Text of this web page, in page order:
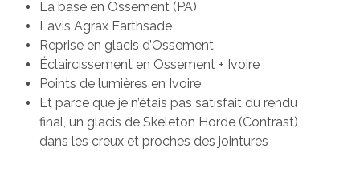
La base en Ossement (PA)
Lavis Agrax Earthsade
Reprise en glacis d’Ossement
Éclaircissement en Ossement + Ivoire
Points de lumières en Ivoire
Et parce que je n’étais pas satisfait du rendu
final, un glacis de Skeleton Horde (Contrast)
dans les creux et proches des jointures